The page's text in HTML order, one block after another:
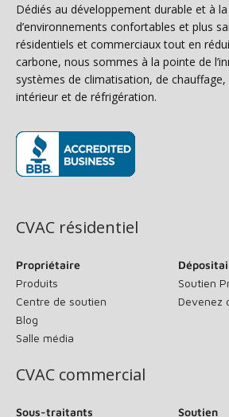
Dédiés au développement durable et à
d’environnements confortables et plus
résidentiels et commerciaux tout en
carbone, nous sommes à la pointe de
systèmes de climatisation, de chauffage,
intérieur et de réfrigération.
CVAC résidentiel
Propriétaire
Produits
Centre de soutien
Blog
Salle média
Soutien
Devenez
CVAC commercial
Sous-traitants
Soutien